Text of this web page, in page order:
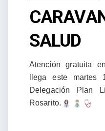
SALUD
Atención gratuita
llega este
Delegación Plan
Rosarito.